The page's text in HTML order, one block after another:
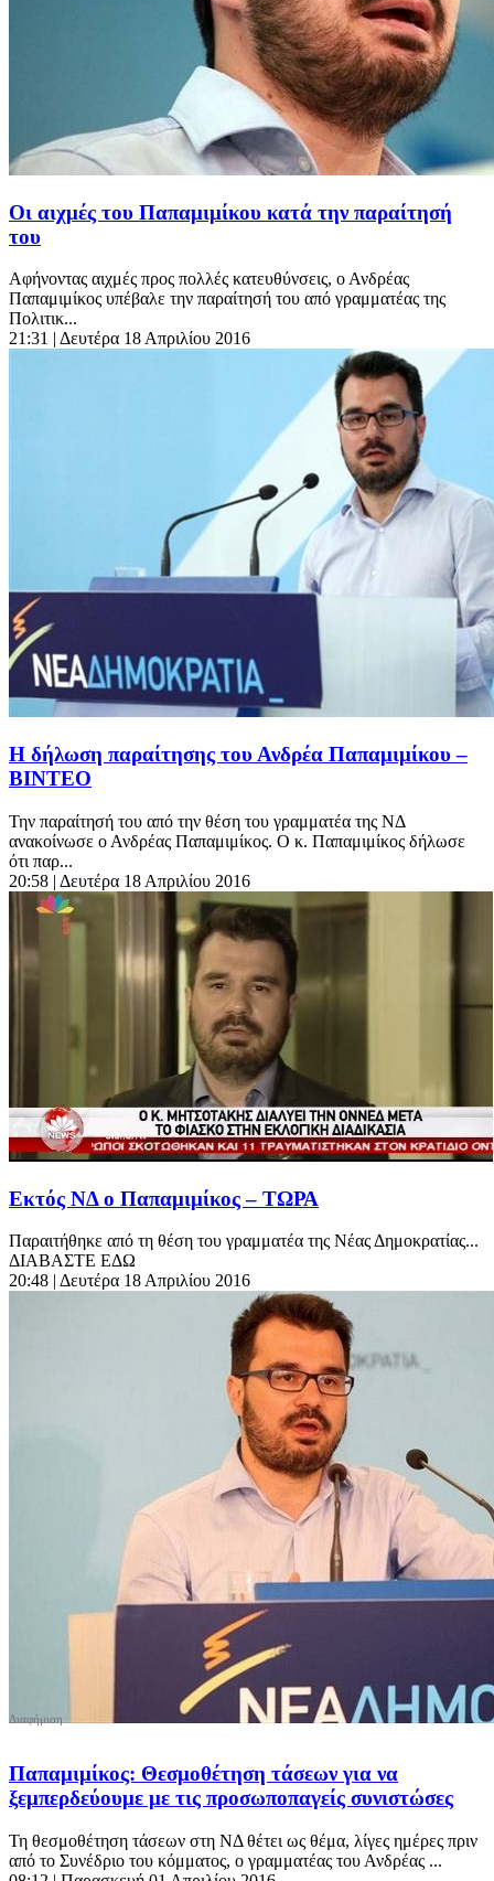
Οι αιχμές του Παπαμιμίκου κατά την παραίτησή
του
Αφήνοντας αιχμές προς πολλές κατευθύνσεις, ο Ανδρέας
Παπαμιμίκος υπέβαλε την παραίτησή του από γραμματέας της
Πολιτικ...
21:31 | Δευτέρα 18 Απριλίου 2016
Η δήλωση παραίτησης του Ανδρέα Παπαμιμίκου –
ΒΙΝΤΕΟ
Την παραίτησή του από την θέση του γραμματέα της ΝΔ
ανακοίνωσε ο Ανδρέας Παπαμιμίκος. Ο κ. Παπαμιμίκος δήλωσε
ότι παρ...
20:58 | Δευτέρα 18 Απριλίου 2016
Εκτός ΝΔ ο Παπαμιμίκος – ΤΩΡΑ
Παραιτήθηκε από τη θέση του γραμματέα της Νέας Δημοκρατίας...
ΔΙΑΒΑΣΤΕ ΕΔΩ
20:48 | Δευτέρα 18 Απριλίου 2016
Παπαμιμίκος: Θεσμοθέτηση τάσεων για να
ξεμπερδεύουμε με τις προσωποπαγείς συνιστώσες
Τη θεσμοθέτηση τάσεων στη ΝΔ θέτει ως θέμα, λίγες ημέρες πριν
από το Συνέδριο του κόμματος, ο γραμματέας του Ανδρέας ...